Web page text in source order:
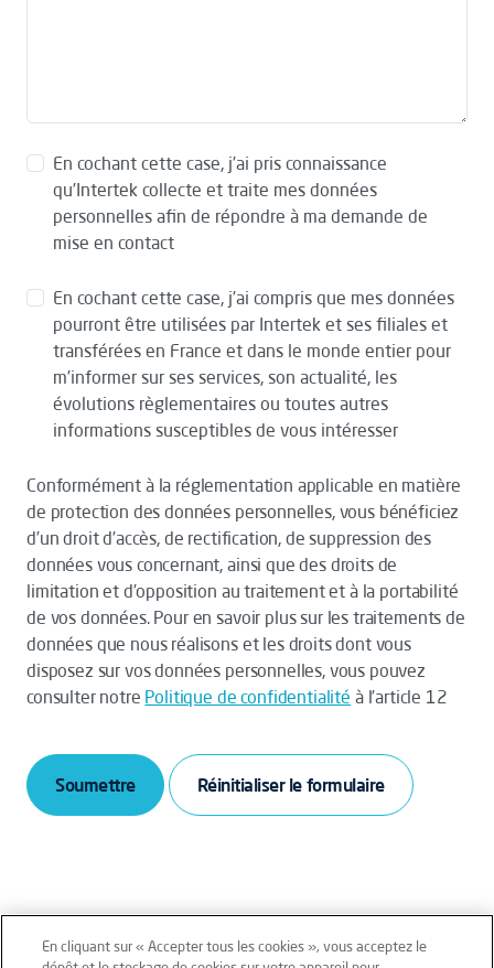
En cochant cette case, j’ai pris connaissance
qu’Intertek collecte et traite mes données
personnelles afin de répondre à ma demande de
mise en contact
En cochant cette case, j’ai compris que mes données
pourront être utilisées par Intertek et ses filiales et
transférées en France et dans le monde entier pour
m’informer sur ses services, son actualité, les
évolutions règlementaires ou toutes autres
informations susceptibles de vous intéresser
Conformément à la réglementation applicable en matière
de protection des données personnelles, vous bénéficiez
d’un droit d’accès, de rectification, de suppression des
données vous concernant, ainsi que des droits de
limitation et d’opposition au traitement et à la portabilité
de vos données. Pour en savoir plus sur les traitements de
données que nous réalisons et les droits dont vous
disposez sur vos données personnelles, vous pouvez
consulter notre Politique de confidentialité à l’article 12
Soumettre
En cliquant sur « Accepter tous les cookies », vous acceptez le